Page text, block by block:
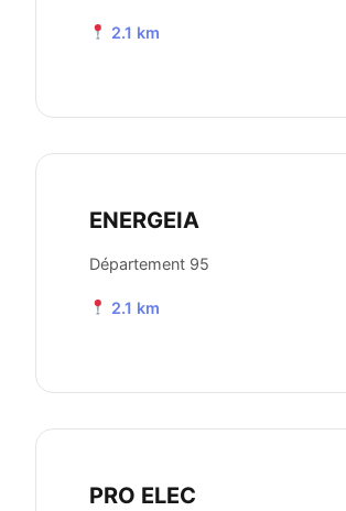
2.1 km
ENERGEIA
Département 95
2.1 km
PRO ELEC